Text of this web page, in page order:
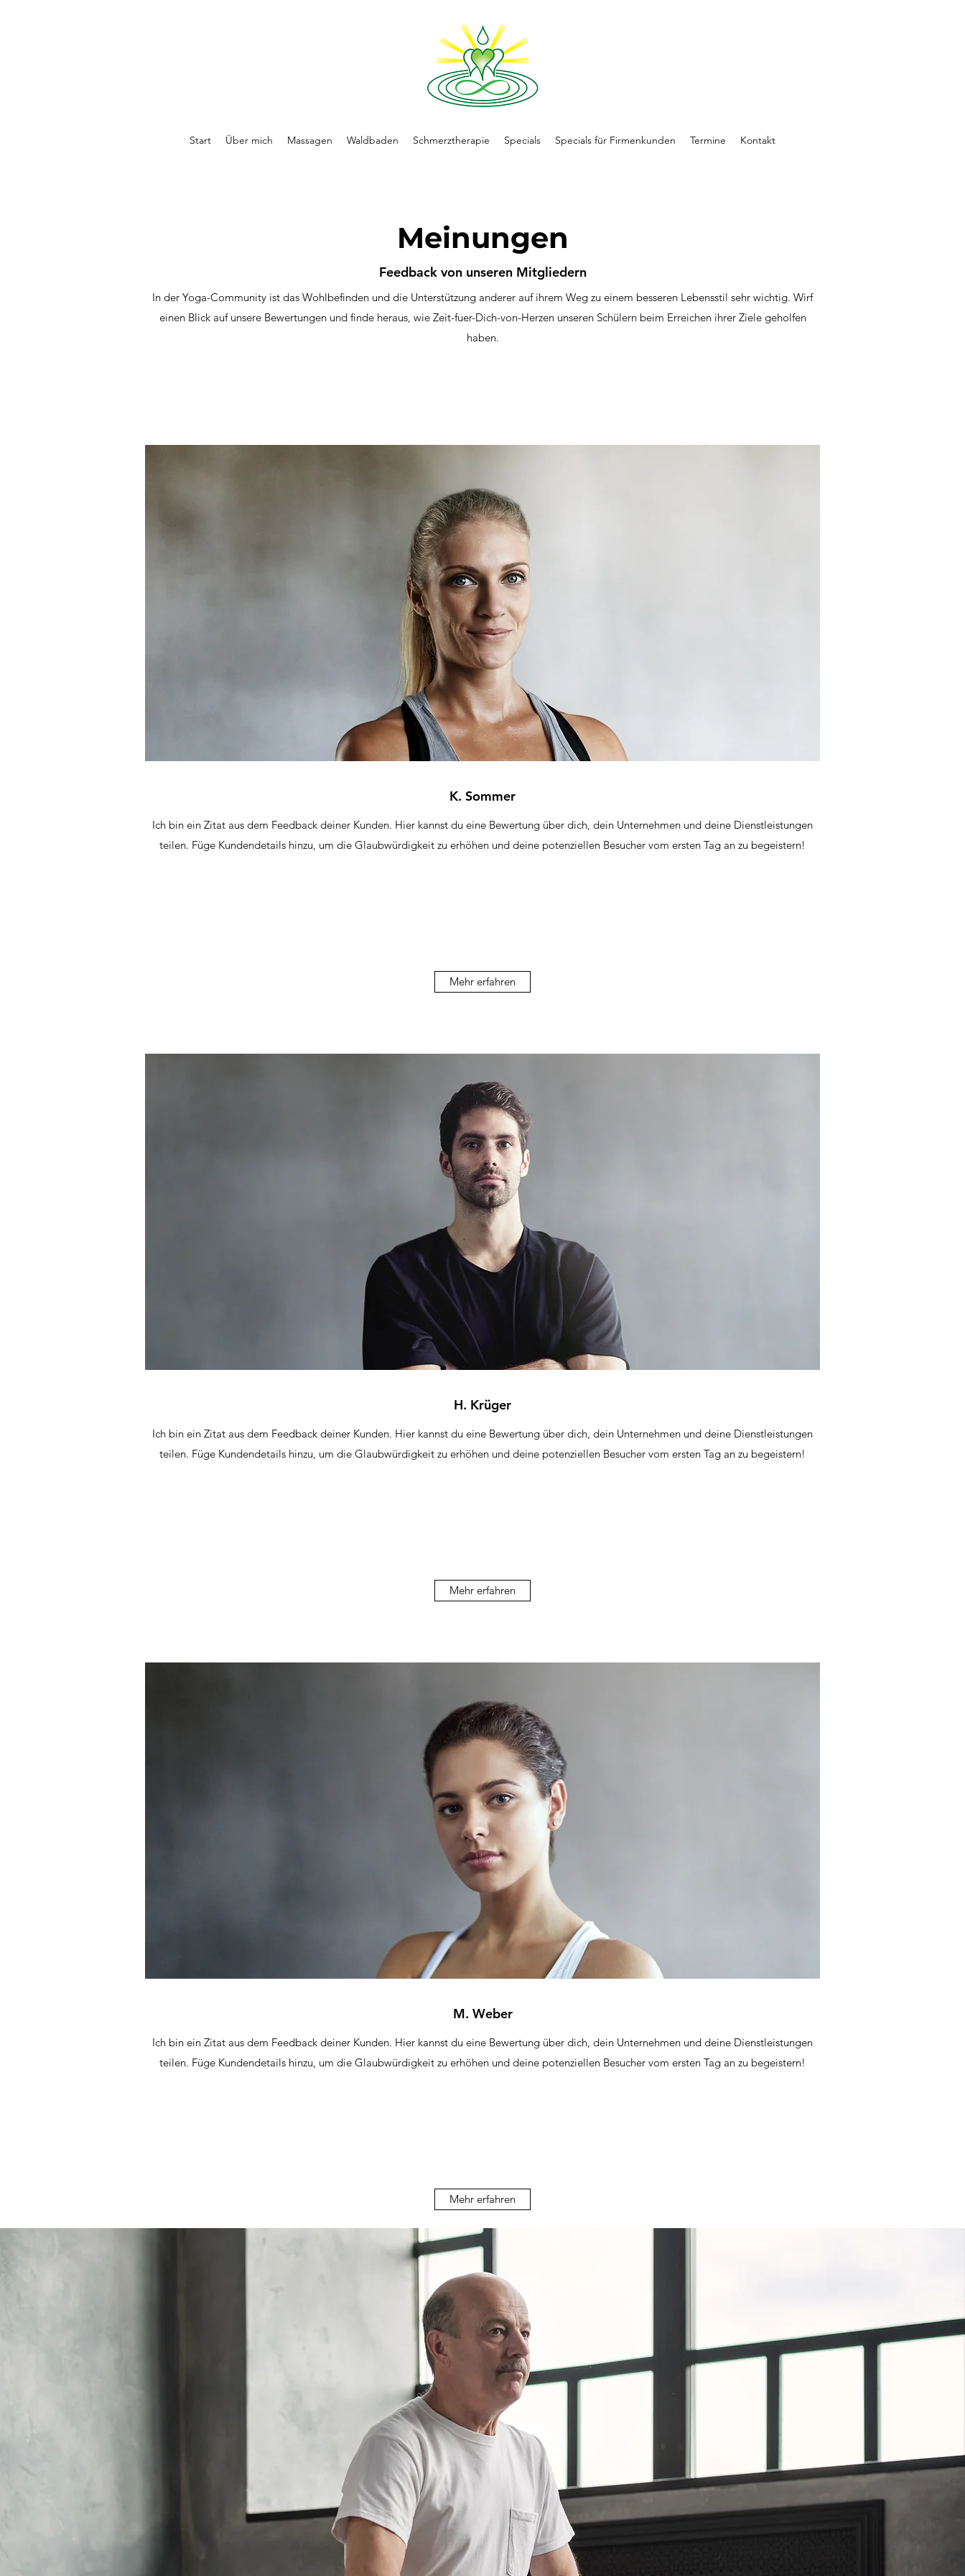
Start Über mich Massagen Waldbaden Schmerztherapie Specials Specials für Firmenkunden Termine Kontakt
Meinungen
Feedback von unseren Mitgliedern
In der Yoga-Community ist das Wohlbefinden und die Unterstützung anderer auf ihrem Weg zu einem besseren Lebensstil sehr wichtig. Wirf
einen Blick auf unsere Bewertungen und finde heraus, wie Zeit-fuer-Dich-von-Herzen unseren Schülern beim Erreichen ihrer Ziele geholfen
haben.
K. Sommer
Ich bin ein Zitat aus dem Feedback deiner Kunden. Hier kannst du eine Bewertung über dich, dein Unternehmen und deine Dienstleistungen
teilen. Füge Kundendetails hinzu, um die Glaubwürdigkeit zu erhöhen und deine potenziellen Besucher vom ersten Tag an zu begeistern!
Mehr erfahren
H. Krüger
Ich bin ein Zitat aus dem Feedback deiner Kunden. Hier kannst du eine Bewertung über dich, dein Unternehmen und deine Dienstleistungen
teilen. Füge Kundendetails hinzu, um die Glaubwürdigkeit zu erhöhen und deine potenziellen Besucher vom ersten Tag an zu begeistern!
Mehr erfahren
M. Weber
Ich bin ein Zitat aus dem Feedback deiner Kunden. Hier kannst du eine Bewertung über dich, dein Unternehmen und deine Dienstleistungen
teilen. Füge Kundendetails hinzu, um die Glaubwürdigkeit zu erhöhen und deine potenziellen Besucher vom ersten Tag an zu begeistern!
Mehr erfahren